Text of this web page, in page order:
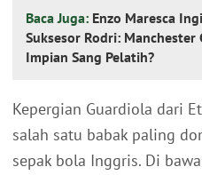
Baca Juga: Enzo Maresca
Suksesor Rodri:
Impian Sang Pelatih?
Kepergian Guardiola dari
salah satu babak paling
sepak bola Inggris. Di